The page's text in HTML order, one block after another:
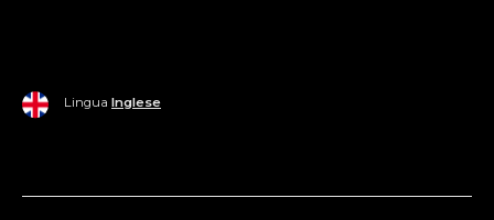
Lingua Inglese